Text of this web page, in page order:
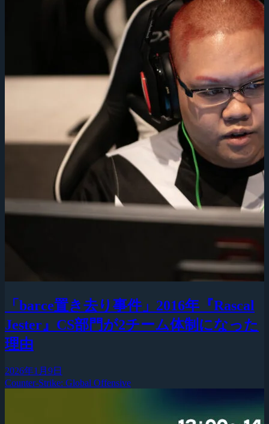
「barce置き去り事件」2016年『Rascal
Jester』CS部門が2チーム体制になった
理由
2026年1月9日
Counter-Strike: Global Offensive